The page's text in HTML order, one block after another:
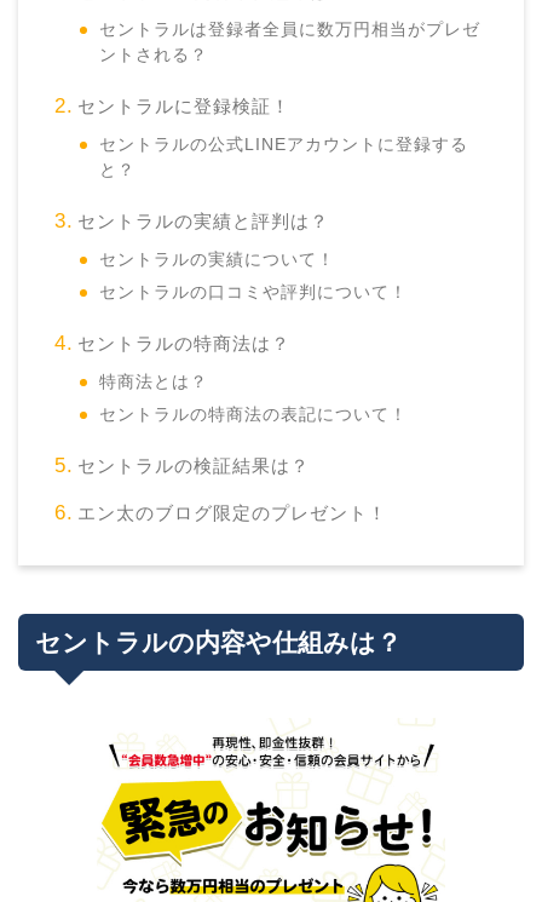
セントラルは登録者全員に数万円相当がプレゼ
ントされる？
セントラルに登録検証！
セントラルの公式LINEアカウントに登録する
と？
セントラルの実績と評判は？
セントラルの実績について！
セントラルの口コミや評判について！
セントラルの特商法は？
特商法とは？
セントラルの特商法の表記について！
セントラルの検証結果は？
エン太のブログ限定のプレゼント！
セントラルの内容や仕組みは？